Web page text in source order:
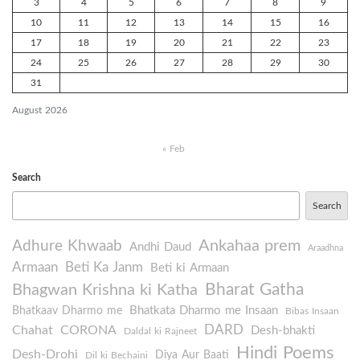
August 2026
3 4 5 6 7 8 9
10 11 12 13 14 15 16
17 18 19 20 21 22 23
24 25 26 27 28 29 30
31
« Feb
Search
Search
Adhure Khwaab Andhi Daud Ankahaa prem Araadhna
Armaan Beti Ka Janm Beti ki Armaan
Bhagwan Krishna ki Katha Bharat Gatha
Bhatkaav Dharmo me Bhatkata Dharmo me Insaan Bibas Insaan
Chahat CORONA Daldal ki Rajneet DARD Desh-bhakti
Desh-Drohi Dil ki Bechaini Diya Aur Baati Hindi Poems